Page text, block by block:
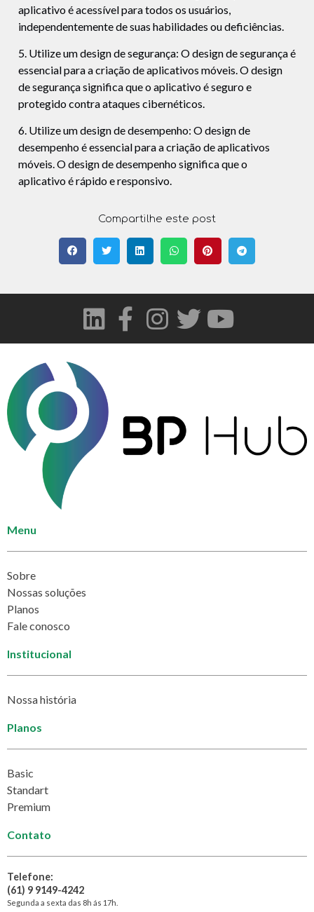
aplicativo é acessível para todos os usuários,
independentemente de suas habilidades ou deficiências.
5. Utilize um design de segurança: O design de segurança é
essencial para a criação de aplicativos móveis. O design
de segurança significa que o aplicativo é seguro e
protegido contra ataques cibernéticos.
6. Utilize um design de desempenho: O design de
desempenho é essencial para a criação de aplicativos
móveis. O design de desempenho significa que o
aplicativo é rápido e responsivo.
Compartilhe este post
Menu
Sobre
Nossas soluções
Planos
Fale conosco
Institucional
Nossa história
Planos
Basic
Standart
Premium
Contato
Telefone:
(61) 9 9149-4242
Segunda a sexta das 8h ás 17h.